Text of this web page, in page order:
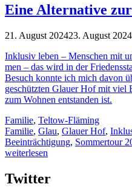
Eine Alternative
21. August 202423. August 2024
Inklu­siv leben – Men­schen mit
men – das wird in der
Besuch konnte ich mich davon
ge­schütz­ten Glauer Hof mit viel
zum Woh­nen ent­stan­den ist.
Familie, Teltow-Fläming
Familie, Glau, Glauer Hof,
Beeinträchtigung, Sommertour
weiterlesen
Twitter